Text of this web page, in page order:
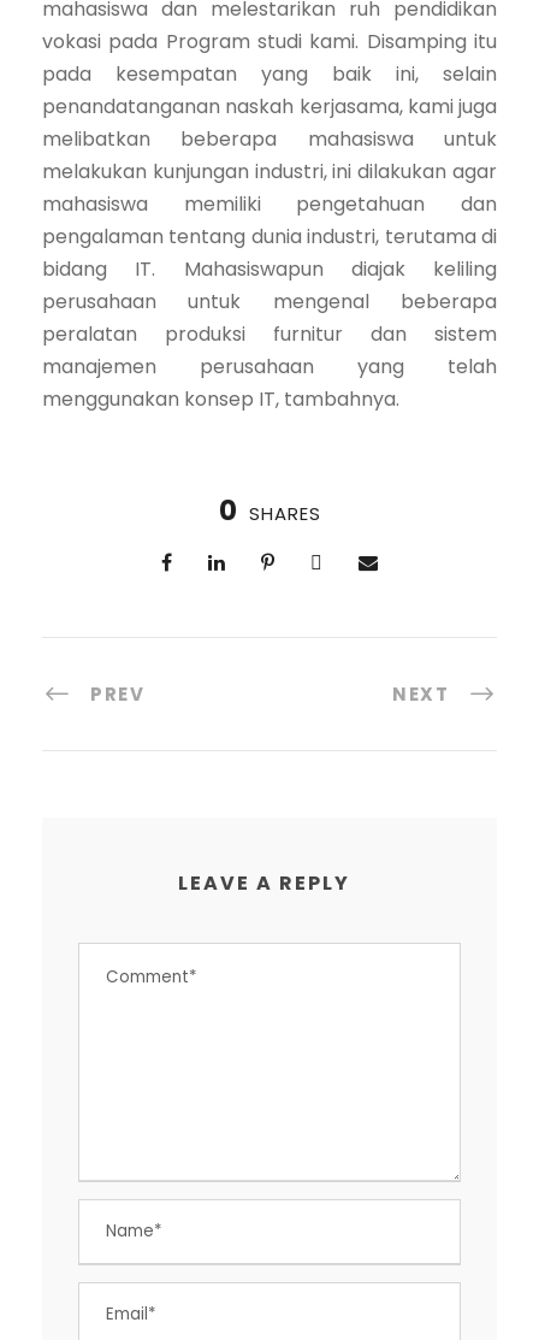
mahasiswa dan melestarikan ruh pendidikan
vokasi pada Program studi kami. Disamping itu
pada kesempatan yang baik ini, selain
penandatanganan naskah kerjasama, kami juga
melibatkan beberapa mahasiswa untuk
melakukan kunjungan industri, ini dilakukan agar
mahasiswa memiliki pengetahuan dan
pengalaman tentang dunia industri, terutama di
bidang IT. Mahasiswapun diajak keliling
perusahaan untuk mengenal beberapa
peralatan produksi furnitur dan sistem
manajemen perusahaan yang telah
menggunakan konsep IT, tambahnya.
0 SHARES
PREV NEXT
LEAVE A REPLY